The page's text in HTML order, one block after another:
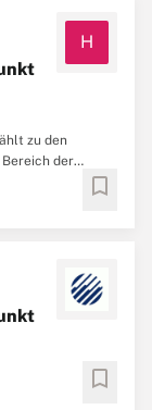
H
zu den
der
widmen wir uns
bookmark
bookmark